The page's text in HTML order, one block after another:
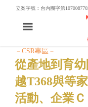
立案字號：台內團字第
－CSR專區－
從產地到育
越T368與等
活動、企業Ｃ